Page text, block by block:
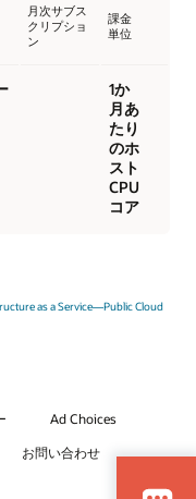
月次サブス
クリプショ
ン
課金
単位
1か
月あ
たり
のホ
スト
CPU
コア
as a Service—Public Cloud
Ad Choices
お問い合わせ